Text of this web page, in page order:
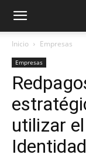
Empresas
Eventos
Inicio Empresas
Empresas
utilizar